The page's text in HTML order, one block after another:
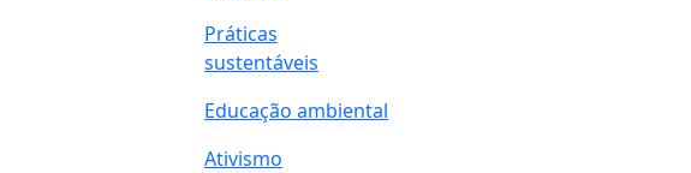
Práticas
sustentáveis
Educação ambiental
Ativismo